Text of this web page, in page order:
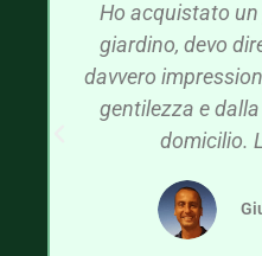
Ho acquistato
giardino, devo
davvero
gentilezza e
domicilio.